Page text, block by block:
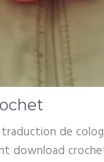
traduction de
download